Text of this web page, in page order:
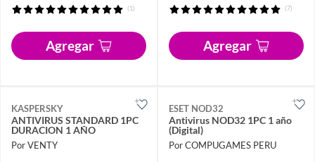
(1)
Agregar
(7)
Agregar
KASPERSKY
ANTIVIRUS STANDARD 1PC
DURACION 1 AÑO
Por VENTY
ESET NOD32
Antivirus NOD32 1PC 1 año
(Digital)
Por COMPUGAMES PERU